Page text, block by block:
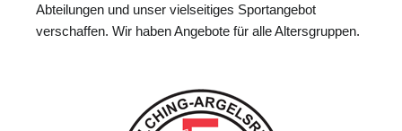
Abteilungen und unser vielseitiges Sportangebot
verschaffen. Wir haben Angebote für alle Altersgruppen.